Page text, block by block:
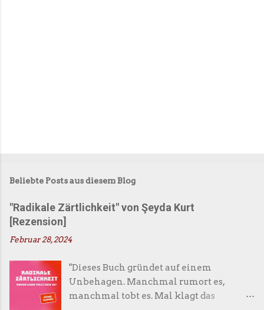
Beliebte Posts aus diesem Blog
"Radikale Zärtlichkeit" von Şeyda Kurt
[Rezension]
Februar 28, 2024
"Dieses Buch gründet auf einem
Unbehagen. Manchmal rumort es,
manchmal tobt es. Mal klagt das